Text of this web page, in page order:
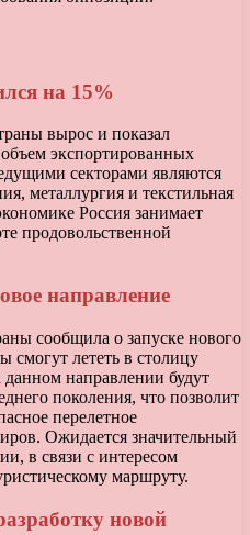
на 15%
вырос и показал
экспортированных
секторами являются
металлургия и текстильная
Россия занимает
продовольственной
направление
сообщила о запуске нового
смогут лететь в столицу
направлении будут
поколения, что позволит
перелетное
Ожидается значительный
в связи с интересом
маршруту.
новой